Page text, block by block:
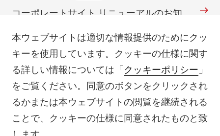
本ウェブサイトは適切な情報提供のためにクッ
キーを使用しています。クッキーの仕様に関す
る詳しい情報については「 クッキーポリシー 」
をご覧ください。同意のボタンをクリックされ
るかまたは本ウェブサイトの閲覧を継続される
ことで、クッキーの仕様に同意されたものと致
コーポレートサイト リニューアルのお知
2024/06/17 IR
配当方針の変更に関するお知らせ